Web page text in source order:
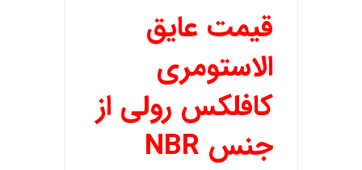
قیمت عایق
الاستومری
کافلکس رولی از
جنس NBR